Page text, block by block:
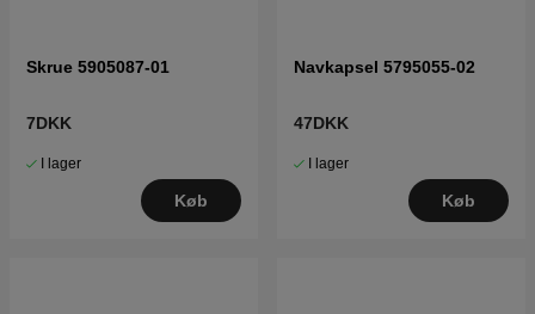
Skrue 5905087-01
7DKK
I lager
Køb
Navkapsel 5795055-02
47DKK
I lager
Køb